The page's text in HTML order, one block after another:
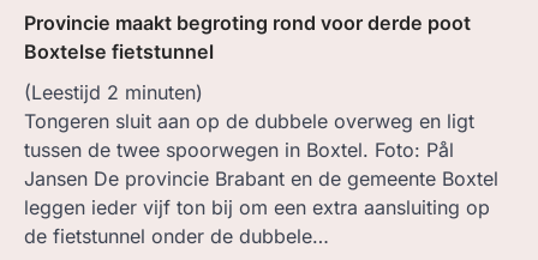
Provincie maakt begroting rond voor derde poot
Boxtelse fietstunnel
(Leestijd 2 minuten)
Tongeren sluit aan op de dubbele overweg en ligt
tussen de twee spoorwegen in Boxtel. Foto: Pål
Jansen De provincie Brabant en de gemeente Boxtel
leggen ieder vijf ton bij om een extra aansluiting op
de fietstunnel onder de dubbele…